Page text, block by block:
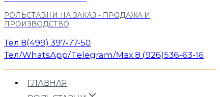
РОЛЬСТАВНИ НА ЗАКАЗ - ПРОДАЖА И
ПРОИЗВОДСТВО
Тел 8(499) 397-77-50
Тел/WhatsApp/Telegram/Mвх 8 (926)536-63-16
ГЛАВНАЯ